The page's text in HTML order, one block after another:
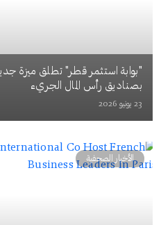
"بوابة استثمر قطر" تطلق ميزة
بصناديق رأس المال الجريء
23 يونيو 2026
الأخبار الصحفية